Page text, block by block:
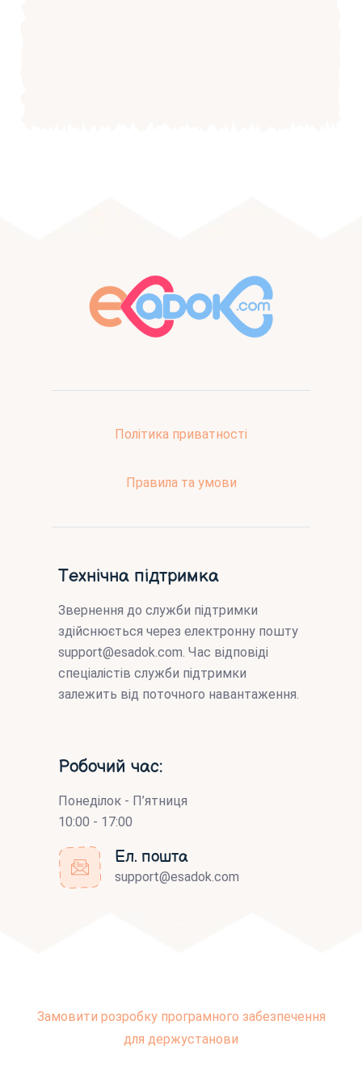
Політика приватності
Правила та умови
Технічна підтримка
Звернення до служби підтримки
здійснюється через електронну пошту
support@esadok.com. Час відповіді
спеціалістів служби підтримки
залежить від поточного навантаження.
Робочий час:
Понеділок - П’ятниця
10:00 - 17:00
Ел. пошта
support@esadok.com
Замовити розробку програмного забезпечення
для держустанови